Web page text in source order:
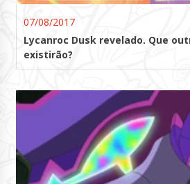
07/08/2017
Lycanroc Dusk revelado. Que
existirão?